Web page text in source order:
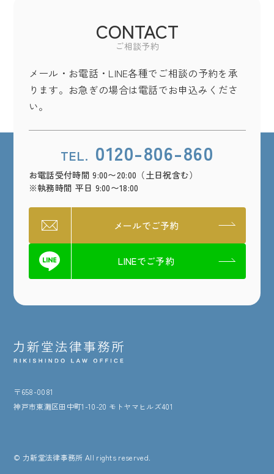
ご相談予約
CONTACT
メール・お電話・LINE各種でご相談の予約を承
ります。お急ぎの場合は電話でお申込みくださ
い。
TEL. 0120-806-860
お電話受付時間 9:00〜20:00（土日祝含む）
※執務時間 平日 9:00〜18:00
メールでご予約
LINEでご予約
〒658-0081
神戸市東灘区田中町1-10-20 モトヤマヒルズ401
© 力新堂法律事務所 All rights reserved.